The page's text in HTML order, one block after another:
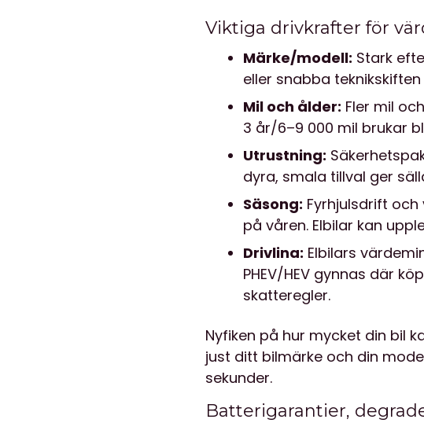
Viktiga drivkrafter för
Märke/modell: Stark
eller snabba
Mil och ålder: Fler mil
3 år/6–9 000 mil brukar
Utrustning:
dyra, smala tillval ger
Säsong: Fyrhjulsdrift
på våren. Elbilar kan
Drivlina: Elbilars
PHEV/HEV gynnas där
skatteregler.
Nyfiken på hur mycket din bil
just ditt bilmärke och din
sekunder.
Batterigarantier,